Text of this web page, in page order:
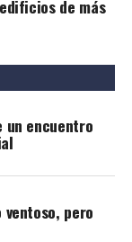
de más
un encuentro
ventoso, pero